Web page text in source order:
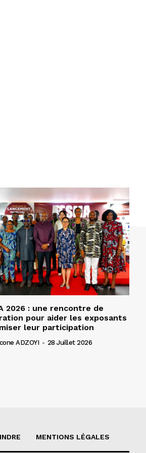
2026 : une rencontre de
pour aider les exposants
leur participation
ADZOYI - 28 Juillet 2026
MENTIONS LÉGALES